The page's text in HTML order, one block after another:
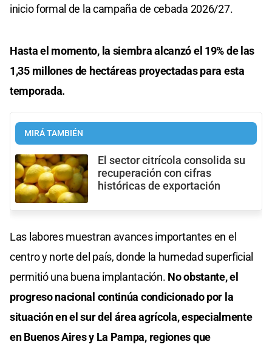
inicio formal de la campaña de cebada 2026/27.
Hasta el momento, la siembra alcanzó el 19% de las
1,35 millones de hectáreas proyectadas para esta
temporada.
MIRÁ TAMBIÉN
El sector citrícola consolida su
recuperación con cifras
históricas de exportación
Las labores muestran avances importantes en el
centro y norte del país, donde la humedad superficial
permitió una buena implantación. No obstante, el
progreso nacional continúa condicionado por la
situación en el sur del área agrícola, especialmente
en Buenos Aires y La Pampa, regiones que